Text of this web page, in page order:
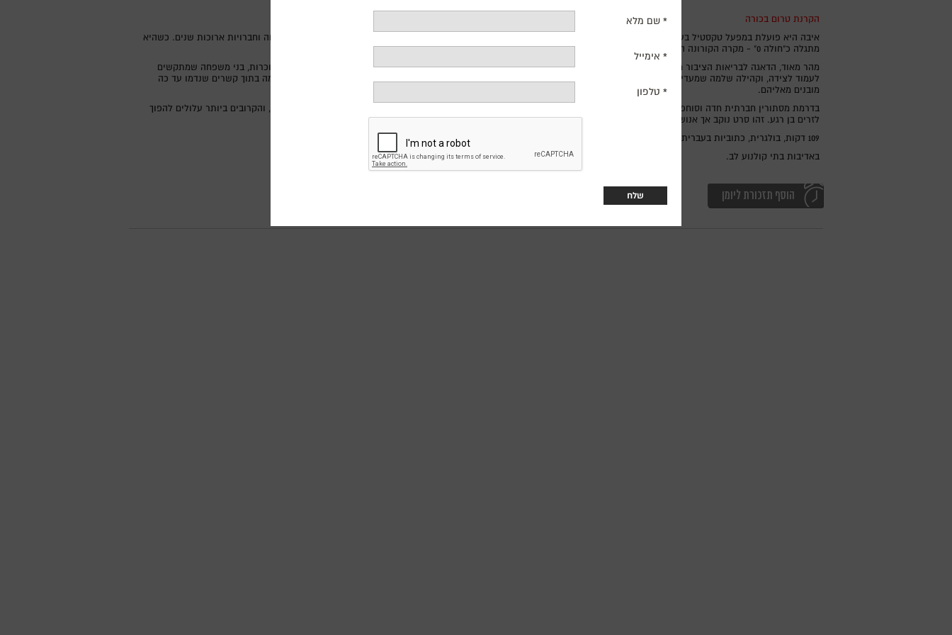
הקרנת טרום בכורה
איבה היא פועלת במפעל טקסטיל בעיירה כפרית בבולגריה, אישה שמנהלת חיים צנועים, יציבים לכאורה, בתוך מעגלים מוכרים של עבודה, משפחה וחברויות ארוכות שנים. כשהיא
מתגלה כ"חולה 0" - מקרה הקורונה הראשון בעיירה - הסדק הראשון נפער לא רק בשגרת יומה, אלא גם ברקמת היחסים שסביבה.
מהר מאוד, הדאגה לבריאות הציבור מתחלפת בחשדנות ובפחד, ואלה מחלחלים אל המקומות הקרובים ביותר: חברות לעבודה שהופכות קרות ומנוכרות, בני משפחה שמתקשים
לעמוד לצידה, וקהילה שלמה שמעדיפה להפנות אצבע מאשימה. איבה מוצאת את עצמה נאבקת לא רק על פרנסתה, אלא גם על כבודה, על מקומה בתוך קשרים שנדמו עד כה
מובנים מאליהם.
בדרמת מסתורין חברתית חדה וסוחפת, סטפן קומנדרב מצייר דיוקן עכשווי ומטלטל של חברה תחת לחץ, כזו שבה הפחד מפרק קשרים אינטימיים, והקרובים ביותר עלולים להפוך
לזרים בן רגע. זהו סרט נוקב אך אנושי מאוד, על שבריריותם של יחסים ועל המחיר האישי של להיות האחרת ברגע הלא נכון.
109 דקות, בולגרית, כתוביות בעברית.
באדיבות בתי קולנוע לב.
הוסף תזכורת ליומן
שם מלא
אימייל
טלפון